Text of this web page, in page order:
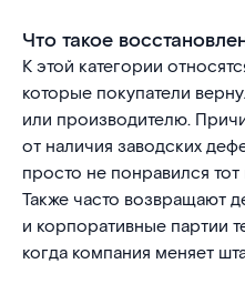
Что такое
К этой категории
которые покупатели
или производителю.
от наличия заводских
просто не понравился
Также часто возвращают
и корпоративные партии
когда компания меняет